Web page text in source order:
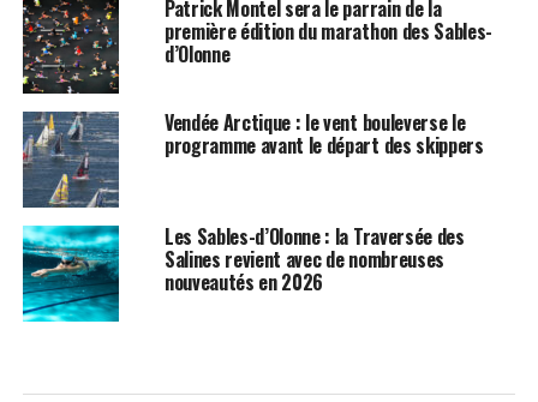
Patrick Montel sera le parrain de la
première édition du marathon des Sables-
d’Olonne
Vendée Arctique : le vent bouleverse le
programme avant le départ des skippers
Les Sables-d’Olonne : la Traversée des
Salines revient avec de nombreuses
nouveautés en 2026